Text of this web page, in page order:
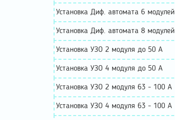
Установка Диф. автомата 6 модулей
Установка Диф. автомата 8 модулей
Установка УЗО 2 модуля до 50 А
Установка УЗО 4 модуля до 50 А
Установка УЗО 2 модуля 63 - 100 А
Установка УЗО 4 модуля 63 - 100 А